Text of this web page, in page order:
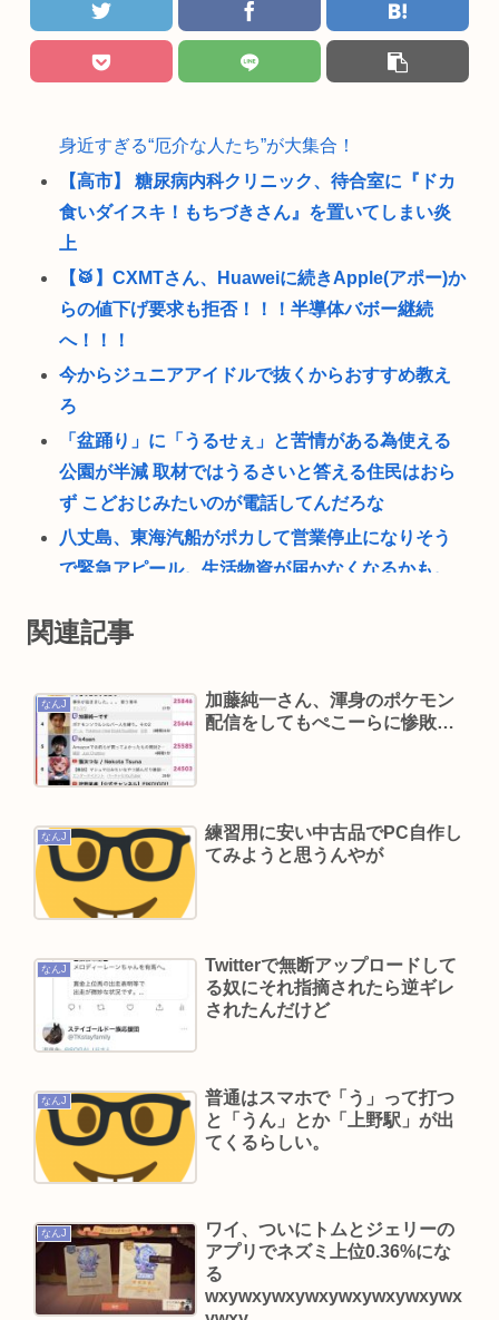
身近すぎる“厄介な人たち”が大集合！
【高市】 糖尿病内科クリニック、待合室に『ドカ
食いダイスキ！もちづきさん』を置いてしまい炎
上
【🥁】CXMTさん、Huaweiに続きApple(アポー)か
らの値下げ要求も拒否！！！半導体バボー継続
へ！！！
今からジュニアアイドルで抜くからおすすめ教え
ろ
「盆踊り」に「うるせぇ」と苦情がある為使える
公園が半減 取材ではうるさいと答える住民はおら
ず こどおじみたいのが電話してんだろな
八丈島、東海汽船がポカして営業停止になりそう
で緊急アピール。生活物資が届かなくなるかも。
南アルプス全山縦走はいいぞぉ！1週間あればケモ
青春18きっぷで旅してみたかった人生🚞
ビニコンの店員がいらっしゃいませー！言わない
から本社にクレームいれてやりましたよ！www
る
「なぜ性行為の許諾をとらなかったんですか？」
ジャンポケ斉藤「なぜとる必要があるんで
ここ数年「どっちもどっち」とか「まだわからな
いから叩くな」とかゆうチキン野郎が増えたけど
どっから来たの？(´・ω・`)
が泣いてるぞ」の声を”一言”でピシャリ
【動画】手術中に熊本地震直撃やばすぎwww
影山優佳、フォトエッセイが販売から 5日で重版決
三山凌輝が妻・趣里との「キス・濡れ場禁止ルー
ル」を破って既婚の元宝塚女優・花乃まりあと連
日密会《直撃後にもホテルへ…》
関連記事
なんJ
加藤純一さん、渾身のポケモン
配信をしてもぺこーらに惨敗…
なんJ
練習用に安い中古品でPC自作し
てみようと思うんやが
なんJ
Twitterで無断アップロードして
る奴にそれ指摘されたら逆ギレ
されたんだけど
なんJ
普通はスマホで「う」って打つ
と「うん」とか「上野駅」が出
てくるらしい。
なんJ
ワイ、ついにトムとジェリーの
アプリでネズミ上位0.36%にな
る
wxywxywxywxywxywxywxywx